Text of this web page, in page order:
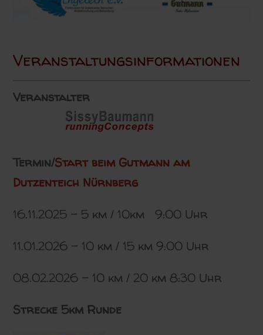
Veranstaltungsinformationen
Veranstalter
Termin/Start beim Gutmann am
Dutzenteich Nürnberg
16.11.2025 – 5 km / 10km 9:00 Uhr
11.01.2026 – 10 km / 15 km 9:00 Uhr
08.02.2026 – 10 km / 20 km 8:30 Uhr
Strecke 5km Runde